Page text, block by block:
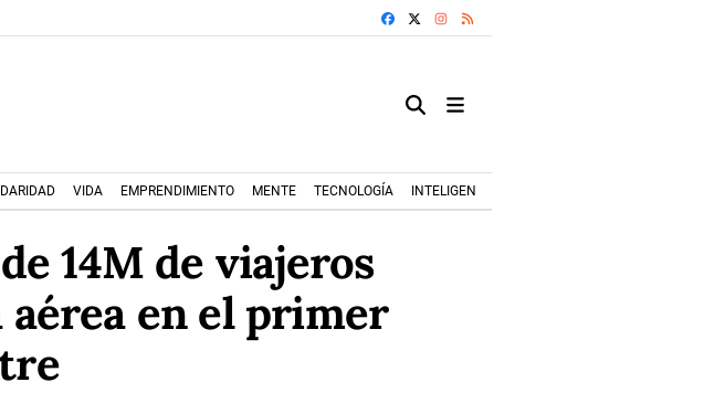
FACEBOOKINSTAGRAM
VIDA EMPRENDIMIENTO MENTE TECNOLOGÍA INTELIGENCIA ARTIFICIAL
14M de viajeros
en el primer